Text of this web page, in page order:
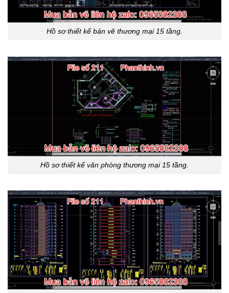
Hồ sơ thiết kế bản vẽ thương mại 15 tầng.
Hồ sơ thiết kế văn phòng thương mại 15 tầng.